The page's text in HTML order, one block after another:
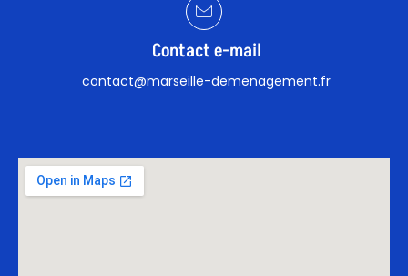
Contact e-mail
contact@marseille-demenagement.fr